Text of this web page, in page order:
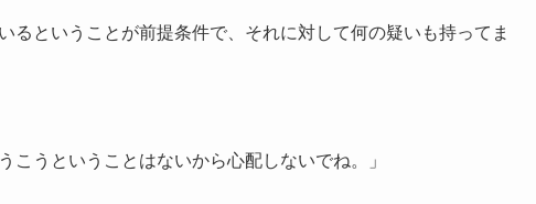
るということが前提条件で、それに対して何の疑いも持ってま
こうということはないから心配しないでね。」